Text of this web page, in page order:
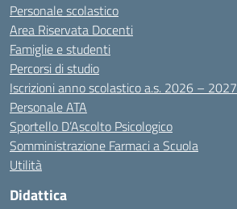
Personale scolastico
Area Riservata Docenti
Famiglie e studenti
Percorsi di studio
Iscrizioni anno scolastico a.s. 2026 – 2027
Personale ATA
Sportello D’Ascolto Psicologico
Somministrazione Farmaci a Scuola
Utilità
Didattica